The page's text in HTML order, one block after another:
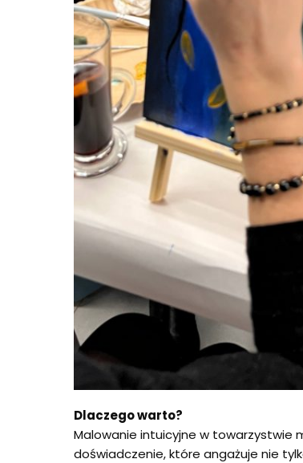
Dlaczego warto?
Malowanie intuicyjne w towarzystwie
doświadczenie, które angażuje nie